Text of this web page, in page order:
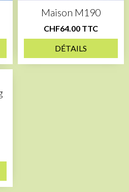
Maison M190
CHF64.00 TTC
DÉTAILS